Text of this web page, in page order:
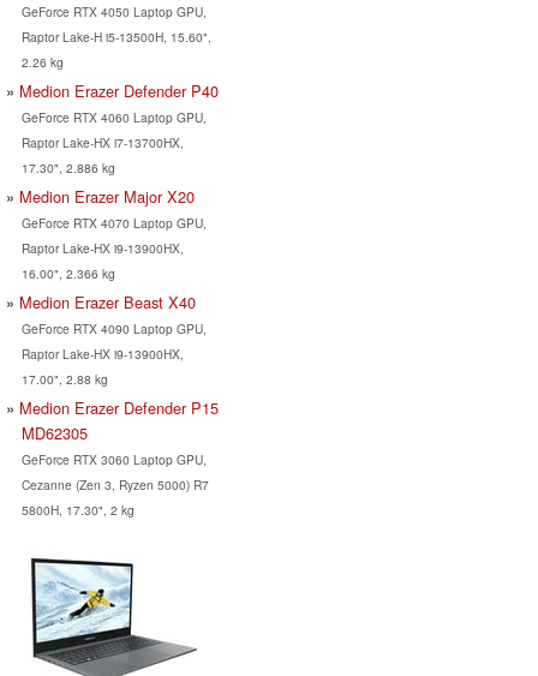
GeForce RTX 4050 Laptop GPU,
Raptor Lake-H i5-13500H, 15.60",
2.26 kg
Medion Erazer Defender P40
GeForce RTX 4060 Laptop GPU,
Raptor Lake-HX i7-13700HX,
17.30", 2.886 kg
Medion Erazer Major X20
GeForce RTX 4070 Laptop GPU,
Raptor Lake-HX i9-13900HX,
16.00", 2.366 kg
Medion Erazer Beast X40
GeForce RTX 4090 Laptop GPU,
Raptor Lake-HX i9-13900HX,
17.00", 2.88 kg
Medion Erazer Defender P15
MD62305
GeForce RTX 3060 Laptop GPU,
Cezanne (Zen 3, Ryzen 5000) R7
5800H, 17.30", 2 kg